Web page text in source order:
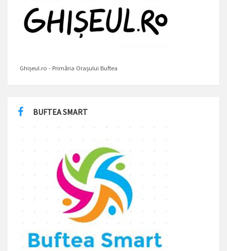
Ghișeul.ro - Primăria Orașului Buftea
BUFTEA SMART